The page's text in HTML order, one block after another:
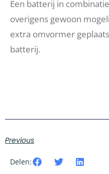
Een batterij in
overigens gewoon
extra omvormer
batterij.
Previous
Delen: